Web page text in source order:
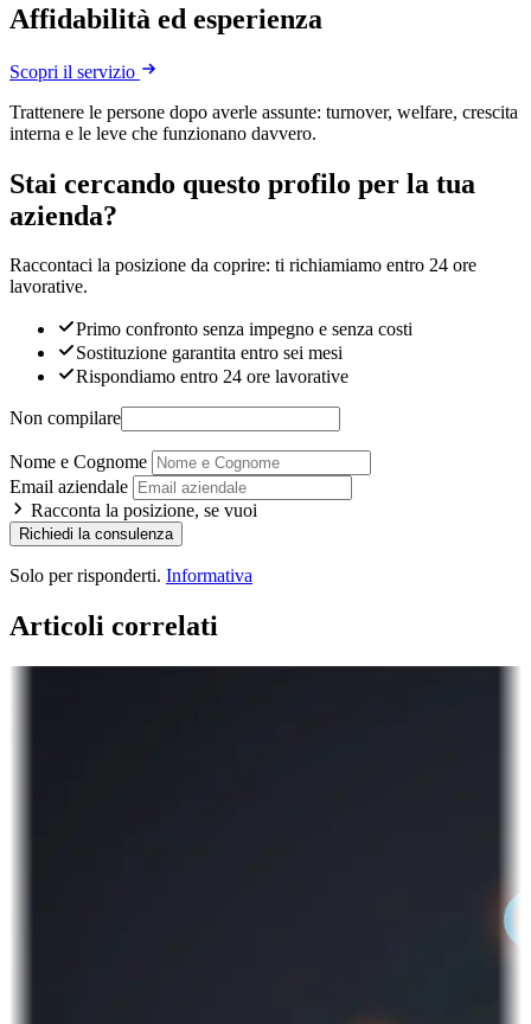
Affidabilità ed esperienza
Scopri il servizio
Trattenere le persone dopo averle assunte: turnover, welfare, crescita
interna e le leve che funzionano davvero.
Stai cercando questo profilo per la tua
azienda?
Raccontaci la posizione da coprire: ti richiamiamo entro 24 ore
lavorative.
Primo confronto senza impegno e senza costi
Sostituzione garantita entro sei mesi
Rispondiamo entro 24 ore lavorative
Non compilare
Nome e Cognome
Email aziendale
Racconta la posizione, se vuoi
Richiedi la consulenza
Solo per risponderti. Informativa
Articoli correlati